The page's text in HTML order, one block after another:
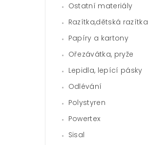
Ostatní materiály
Razítka,dětská razítka
Papíry a kartony
Ořezávátka, pryže
Lepidla, lepící pásky
Odlévání
Polystyren
Powertex
Sisal